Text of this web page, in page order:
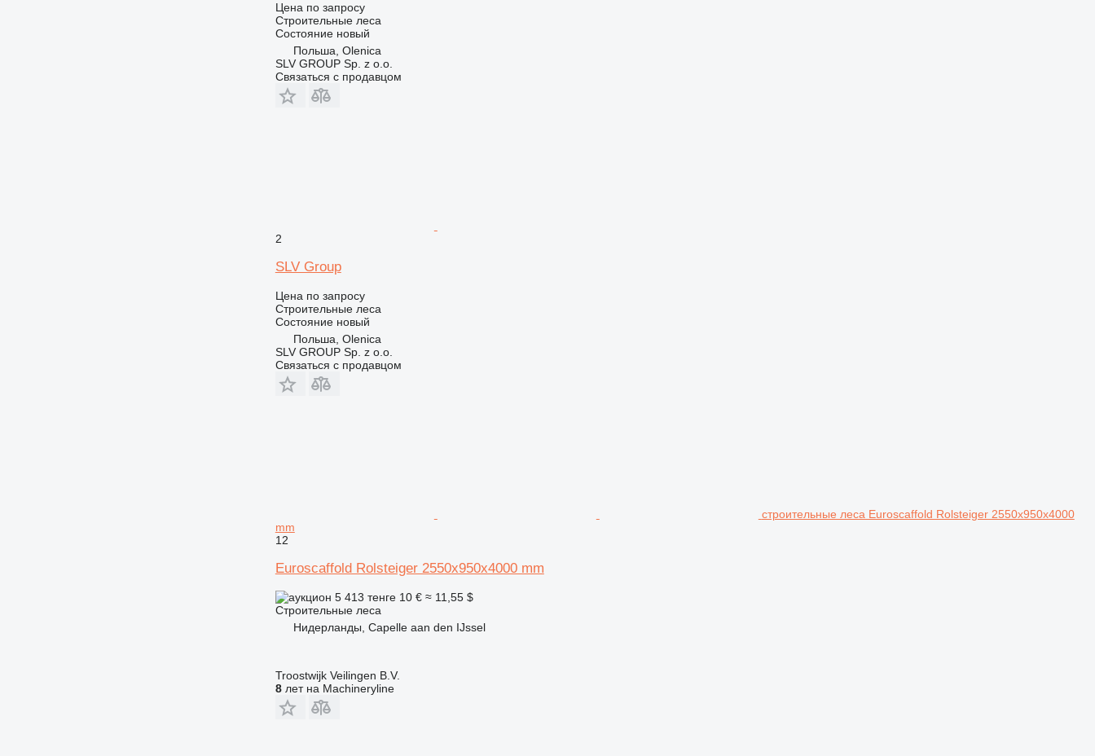
Цена по запросу
Строительные леса
Состояниеновый
Польша, Olenica
SLV GROUP Sp. z o.o.
Связаться с продавцом
2
SLV Group
Цена по запросу
Строительные леса
Состояниеновый
Польша, Olenica
SLV GROUP Sp. z o.o.
Связаться с продавцом
строительные леса Euroscaffold Rolsteiger 2550x950x4000
mm
12
Euroscaffold Rolsteiger 2550x950x4000 mm
5 413 тенге 10 € ≈ 11,55 $
Строительные леса
Нидерланды, Capelle aan den IJssel
Troostwijk Veilingen B.V.
8лет на Machineryline